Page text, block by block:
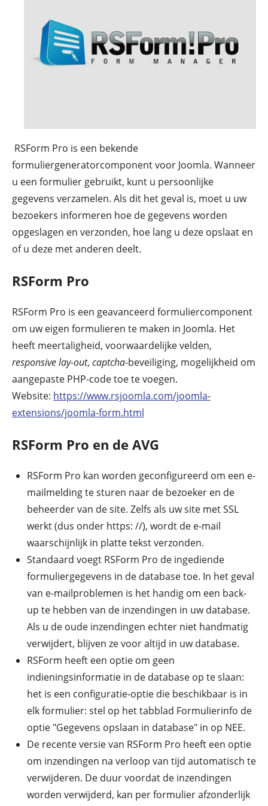
RSForm Pro is een bekende
formuliergeneratorcomponent voor Joomla. Wanneer
u een formulier gebruikt, kunt u persoonlijke
gegevens verzamelen. Als dit het geval is, moet u uw
bezoekers informeren hoe de gegevens worden
opgeslagen en verzonden, hoe lang u deze opslaat en
of u deze met anderen deelt.
RSForm Pro
RSForm Pro is een geavanceerd formuliercomponent
om uw eigen formulieren te maken in Joomla. Het
heeft meertaligheid, voorwaardelijke velden,
responsive lay-out, captcha-beveiliging, mogelijkheid om
aangepaste PHP-code toe te voegen.
Website: https://www.rsjoomla.com/joomla-
extensions/joomla-form.html
RSForm Pro en de AVG
RSForm Pro kan worden geconfigureerd om een ​​e-
mailmelding te sturen naar de bezoeker en de
beheerder van de site. Zelfs als uw site met SSL
werkt (dus onder https: //), wordt de e-mail
waarschijnlijk in platte tekst verzonden.
Standaard voegt RSForm Pro de ingediende
formuliergegevens in de database toe. In het geval
van e-mailproblemen is het handig om een ​​back-
up te hebben van de inzendingen in uw database.
Als u de oude inzendingen echter niet handmatig
verwijdert, blijven ze voor altijd in uw database.
RSForm heeft een optie om geen
indieningsinformatie in de database op te slaan:
het is een configuratie-optie die beschikbaar is in
elk formulier: stel op het tabblad Formulierinfo de
optie "Gegevens opslaan in database" in op NEE.
De recente versie van RSForm Pro heeft een optie
om inzendingen na verloop van tijd automatisch te
verwijderen. De duur voordat de inzendingen
worden verwijderd, kan per formulier afzonderlijk